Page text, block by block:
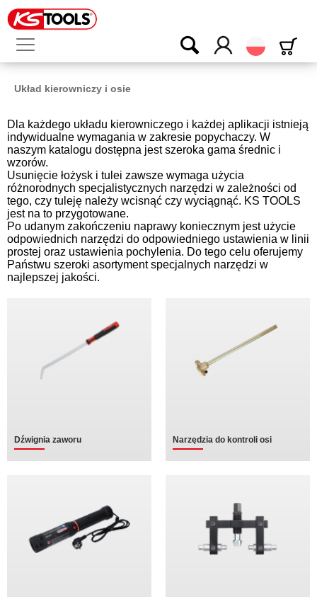
Polski
Układ kierowniczy i osie
Dla każdego układu kierowniczego i każdej aplikacji istnieją
indywidualne wymagania w zakresie popychaczy. W
naszym katalogu dostępna jest szeroka gama średnic i
wzorów.
Usunięcie łożysk i tulei zawsze wymaga użycia
różnorodnych specjalistycznych narzędzi w zależności od
tego, czy tuleję należy wcisnąć czy wyciągnąć. KS TOOLS
jest na to przygotowane.
Po udanym zakończeniu naprawy koniecznym jest użycie
odpowiednich narzędzi do odpowiedniego ustawienia w linii
prostej oraz ustawienia pochylenia. Do tego celu oferujemy
Państwu szeroki asortyment specjalnych narzędzi w
najlepszej jakości.
Dźwignia zaworu Narzędzia do kontroli osi